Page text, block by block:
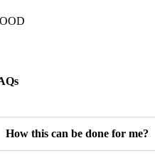
How this can be done for me?